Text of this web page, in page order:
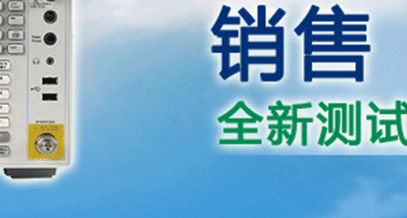
万用表 综合测试仪
蓝牙测试仪 网络分析仪
过程校验仪 电桥测试仪
泰克示波器
函数信号发生器